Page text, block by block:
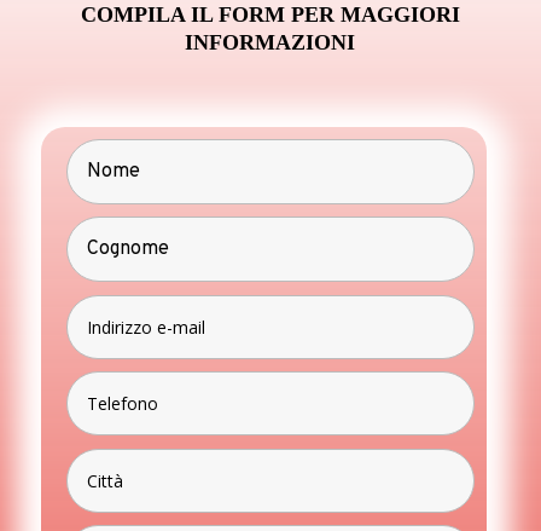
COMPILA IL FORM PER MAGGIORI
INFORMAZIONI